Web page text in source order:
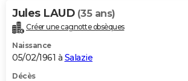
Jules LAUD (35 ans)
Créer une cagnotte obsèques
Naissance
05/02/1961 à Salazie
Décès